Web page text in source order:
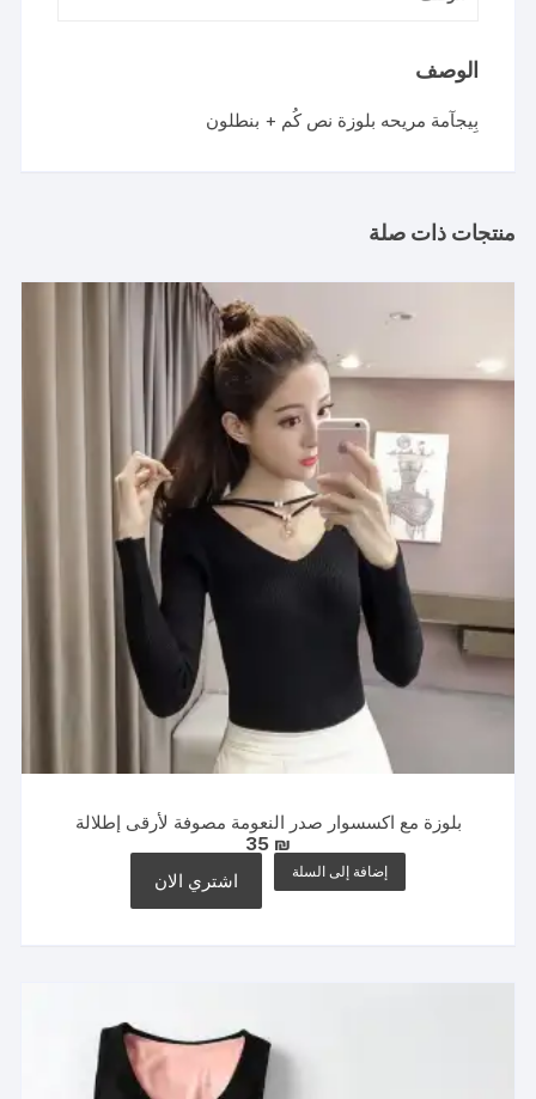
الوصف
بِيجآمة مريحه بلوزة نص كُم + بنطلون
منتجات ذات صلة
بلوزة مع اكسسوار صدر النعومة مصوفة لأرقى إطلالة
35 ₪
إضافة إلى السلة اشتري الان